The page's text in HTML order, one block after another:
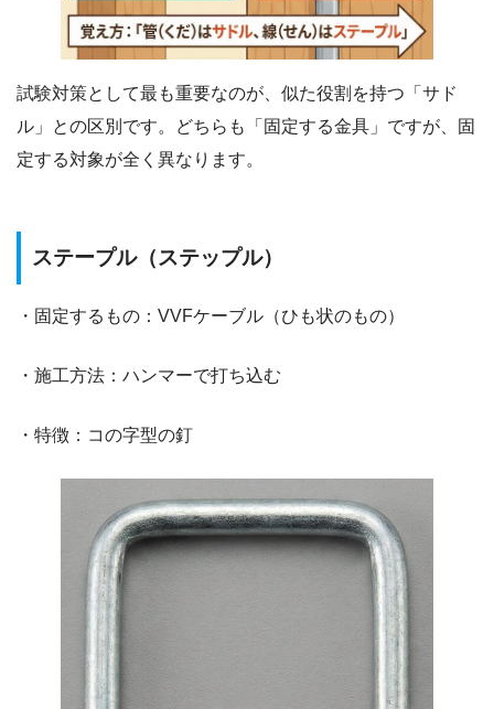
試験対策として最も重要なのが、似た役割を持つ「サド
ル」との区別です。どちらも「固定する金具」ですが、固
定する対象が全く異なります。
ステープル（ステップル）
・固定するもの：VVFケーブル（ひも状のもの）
・施工方法：ハンマーで打ち込む
・特徴：コの字型の釘